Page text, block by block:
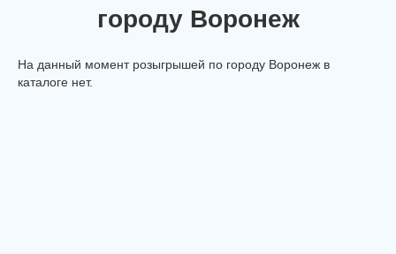
городу Воронеж
На данный момент розыгрышей по городу Воронеж в
каталоге нет.